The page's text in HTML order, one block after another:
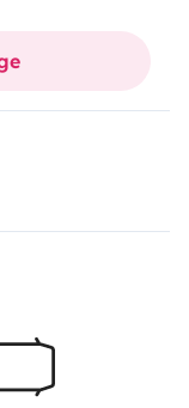
para
companhia
comigo em